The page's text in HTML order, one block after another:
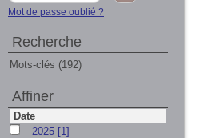
Mot de passe oublié ?
Recherche
Mots-clés (192)
Affiner
Date
2025 [1]